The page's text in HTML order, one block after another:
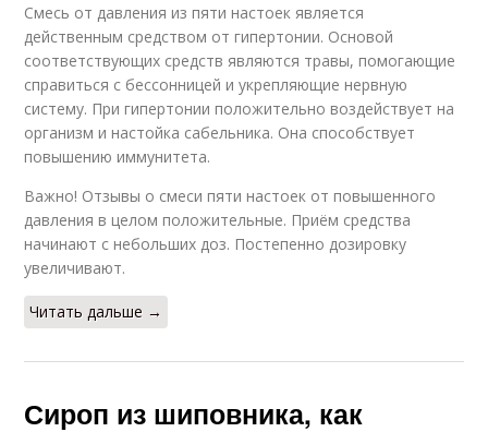
Смесь от давления из пяти настоек является
действенным средством от гипертонии. Основой
соответствующих средств являются травы, помогающие
справиться с бессонницей и укрепляющие нервную
систему. При гипертонии положительно воздействует на
организм и настойка сабельника. Она способствует
повышению иммунитета.
Важно! Отзывы о смеси пяти настоек от повышенного
давления в целом положительные. Приём средства
начинают с небольших доз. Постепенно дозировку
увеличивают.
Читать дальше →
Сироп из шиповника, как